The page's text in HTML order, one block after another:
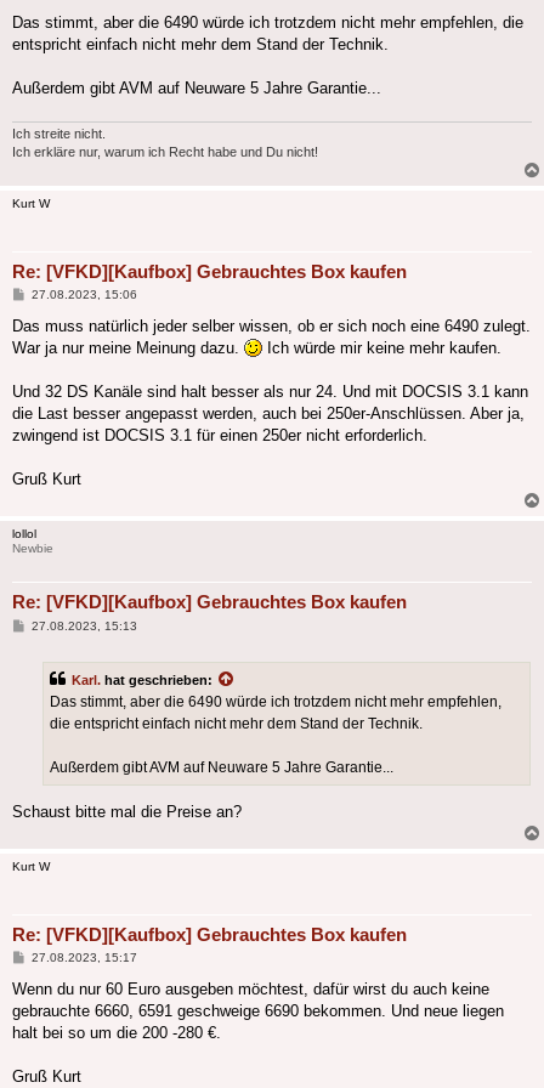
Das stimmt, aber die 6490 würde ich trotzdem nicht mehr empfehlen, die
entspricht einfach nicht mehr dem Stand der Technik.
Außerdem gibt AVM auf Neuware 5 Jahre Garantie...
Ich streite nicht.
Ich erkläre nur, warum ich Recht habe und Du nicht!
Kurt W
Re: [VFKD][Kaufbox] Gebrauchtes Box kaufen
Beitrag
27.08.2023, 15:06
Das muss natürlich jeder selber wissen, ob er sich noch eine 6490 zulegt.
War ja nur meine Meinung dazu.
Ich würde mir keine mehr kaufen.
Und 32 DS Kanäle sind halt besser als nur 24. Und mit DOCSIS 3.1 kann
die Last besser angepasst werden, auch bei 250er-Anschlüssen. Aber ja,
zwingend ist DOCSIS 3.1 für einen 250er nicht erforderlich.
Gruß Kurt
lollol
Newbie
Re: [VFKD][Kaufbox] Gebrauchtes Box kaufen
Beitrag
27.08.2023, 15:13
Karl. hat geschrieben:
Das stimmt, aber die 6490 würde ich trotzdem nicht mehr empfehlen,
die entspricht einfach nicht mehr dem Stand der Technik.
Außerdem gibt AVM auf Neuware 5 Jahre Garantie...
Schaust bitte mal die Preise an?
Kurt W
Re: [VFKD][Kaufbox] Gebrauchtes Box kaufen
Beitrag
27.08.2023, 15:17
Wenn du nur 60 Euro ausgeben möchtest, dafür wirst du auch keine
gebrauchte 6660, 6591 geschweige 6690 bekommen. Und neue liegen
halt bei so um die 200 -280 €.
Gruß Kurt